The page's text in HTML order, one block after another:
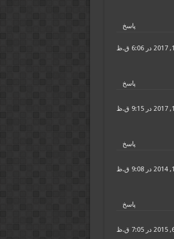
پاسخ
پاسخ
پاسخ
پاسخ